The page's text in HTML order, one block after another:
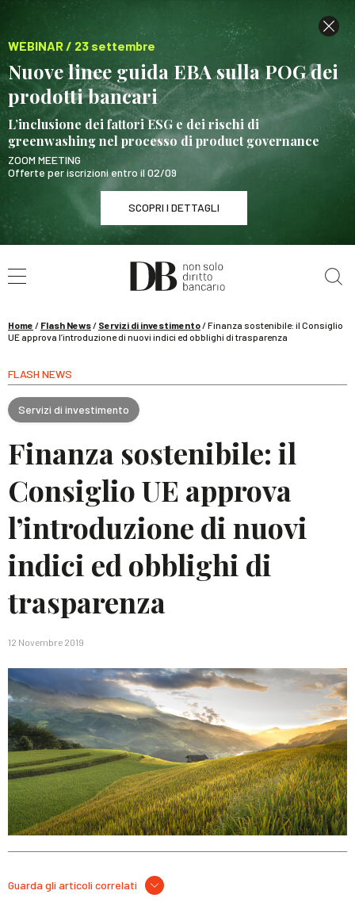
WEBINAR / 23 settembre
Nuove linee guida EBA sulla POG dei
prodotti bancari
L’inclusione dei fattori ESG e dei rischi di
greenwashing nel processo di product governance
ZOOM MEETING
Offerte per iscrizioni entro il 02/09
SCOPRI I DETTAGLI
WEBINAR / 23 settembre
Nuove linee guida EBA sulla POG dei prodotti
SCOPRI I DETTAGLI
Home / Flash News/ Servizi di investimento/Finanza sostenibile: il Consiglio
UE approva l’introduzione di nuovi indici ed obblighi di trasparenza
FLASH NEWS
Servizi di investimento
Finanza sostenibile: il
Consiglio UE approva
l’introduzione di nuovi
indici ed obblighi di
trasparenza
12 Novembre 2019
Guarda gli articoli correlati